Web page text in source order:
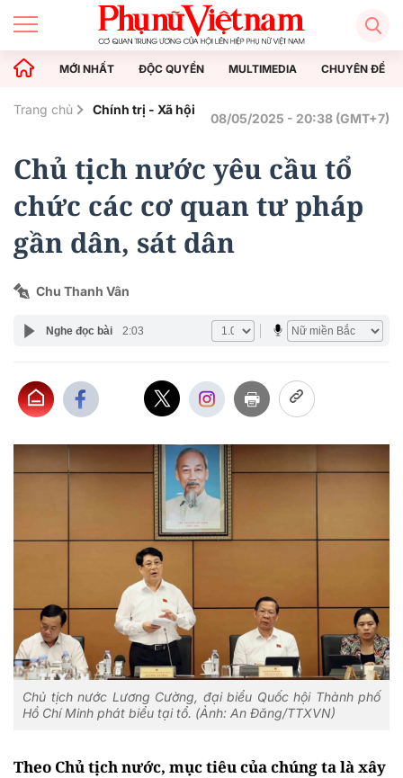
MỚI NHẤT ĐỘC QUYỀN MULTIMEDIA CHUYÊN ĐỀ
Trang chủ Chính trị - Xã hội
08/05/2025 - 20:38 (GMT+7)
Chủ tịch nước yêu cầu tổ
chức các cơ quan tư pháp
gần dân, sát dân
Chu Thanh Vân
Nghe đọc bài 2:03
Chủ tịch nước Lương Cường, đại biểu Quốc hội Thành phố
Hồ Chí Minh phát biểu tại tổ. (Ảnh: An Đăng/TTXVN)
Theo Chủ tịch nước, mục tiêu của chúng ta là xây